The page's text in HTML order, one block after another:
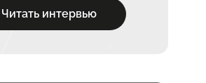
Читать интервью